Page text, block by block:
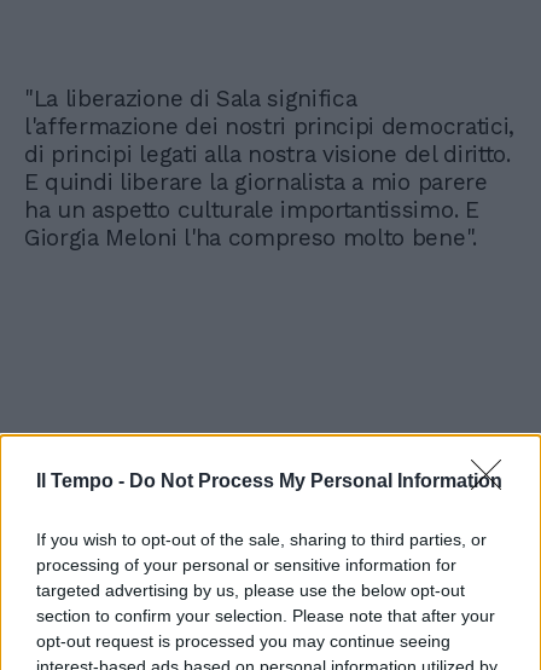
Il Tempo - Do Not Process My Personal Information
If you wish to opt-out of the sale, sharing to third parties, or
processing of your personal or sensitive information for
targeted advertising by us, please use the below opt-out
section to confirm your selection. Please note that after your
opt-out request is processed you may continue seeing
"La liberazione di Sala significa
l'affermazione dei nostri principi democratici,
di principi legati alla nostra visione del diritto.
E quindi liberare la giornalista a mio parere
ha un aspetto culturale importantissimo. E
Giorgia Meloni l'ha compreso molto bene".